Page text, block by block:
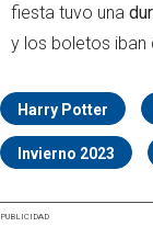
fiesta tuvo una
y los boletos iban
Harry Potter
Invierno 2023
PUBLICIDAD